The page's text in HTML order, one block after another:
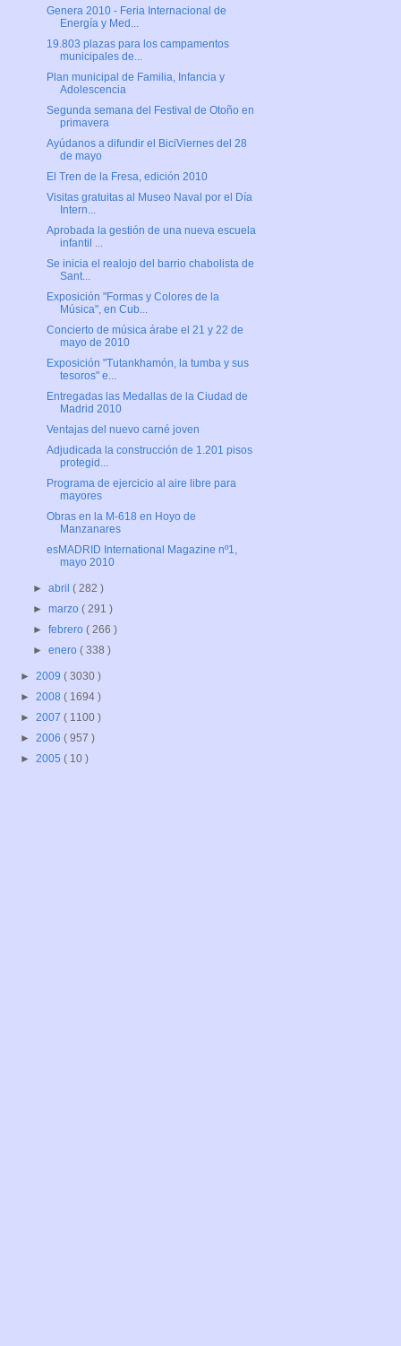
Genera 2010 - Feria Internacional de
Energía y Med...
19.803 plazas para los campamentos
municipales de...
Plan municipal de Familia, Infancia y
Adolescencia
Segunda semana del Festival de Otoño en
primavera
Ayúdanos a difundir el BiciViernes del 28
de mayo
El Tren de la Fresa, edición 2010
Visitas gratuitas al Museo Naval por el Día
Intern...
Aprobada la gestión de una nueva escuela
infantil ...
Se inicia el realojo del barrio chabolista de
Sant...
Exposición "Formas y Colores de la
Música", en Cub...
Concierto de música árabe el 21 y 22 de
mayo de 2010
Exposición "Tutankhamón, la tumba y sus
tesoros" e...
Entregadas las Medallas de la Ciudad de
Madrid 2010
Ventajas del nuevo carné joven
Adjudicada la construcción de 1.201 pisos
protegid...
Programa de ejercicio al aire libre para
mayores
Obras en la M-618 en Hoyo de
Manzanares
esMADRID International Magazine nº1,
mayo 2010
►abril( 282 )
►marzo( 291 )
►febrero( 266 )
►enero( 338 )
► 2009 ( 3030 )
► 2008 ( 1694 )
► 2007 ( 1100 )
► 2006 ( 957 )
► 2005 ( 10 )